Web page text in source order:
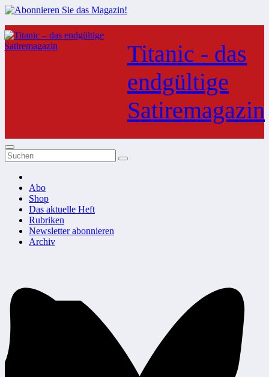
Zum
Inhalt
springen
Titanic - das
endgültige
Satiremagazin
Abo
Shop
Das aktuelle Heft
Rubriken
Newsletter abonnieren
Archiv